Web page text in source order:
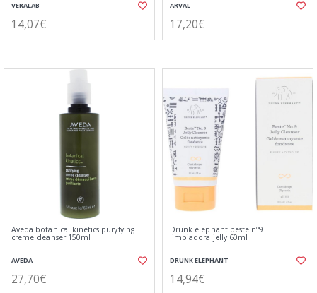
VERALAB
14,07€
ARVAL
17,20€
Aveda botanical kinetics puryfying
creme cleanser 150ml
AVEDA
27,70€
Drunk elephant beste nº9
limpiadora jelly 60ml
DRUNK ELEPHANT
14,94€